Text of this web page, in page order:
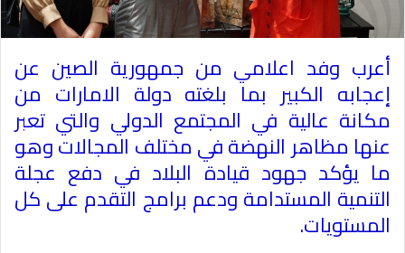
أعرب وفد اعلامي من جمهورية الصين عن
إعجابه الكبير بما بلغته دولة الامارات من
مكانة عالية في المجتمع الدولي والتي تعبر
عنها مظاهر النهضة في مختلف المجالات وهو
ما يؤكد جهود قيادة البلاد في دفع عجلة
التنمية المستدامة ودعم برامج التقدم على كل
المستويات.